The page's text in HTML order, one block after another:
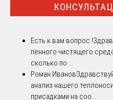
Есть к вам вопрос !
пенного чистящего
сколько по ...
Роман Иванов
анализ нашего
присадками на соо...